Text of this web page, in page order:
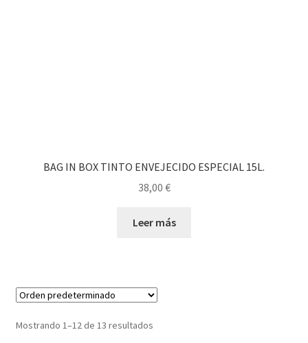
BAG IN BOX TINTO ENVEJECIDO ESPECIAL 15L.
38,00 €
Leer más
Mostrando 1–12 de 13 resultados